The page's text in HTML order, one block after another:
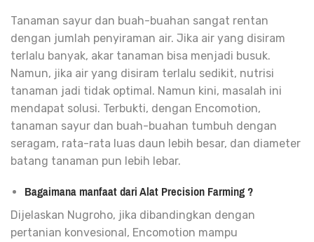
Tanaman sayur dan buah-buahan sangat rentan
dengan jumlah penyiraman air. Jika air yang disiram
terlalu banyak, akar tanaman bisa menjadi busuk.
Namun, jika air yang disiram terlalu sedikit, nutrisi
tanaman jadi tidak optimal. Namun kini, masalah ini
mendapat solusi. Terbukti, dengan Encomotion,
tanaman sayur dan buah-buahan tumbuh dengan
seragam, rata-rata luas daun lebih besar, dan diameter
batang tanaman pun lebih lebar.
Bagaimana manfaat dari Alat Precision Farming ?
Dijelaskan Nugroho, jika dibandingkan dengan
pertanian konvesional, Encomotion mampu